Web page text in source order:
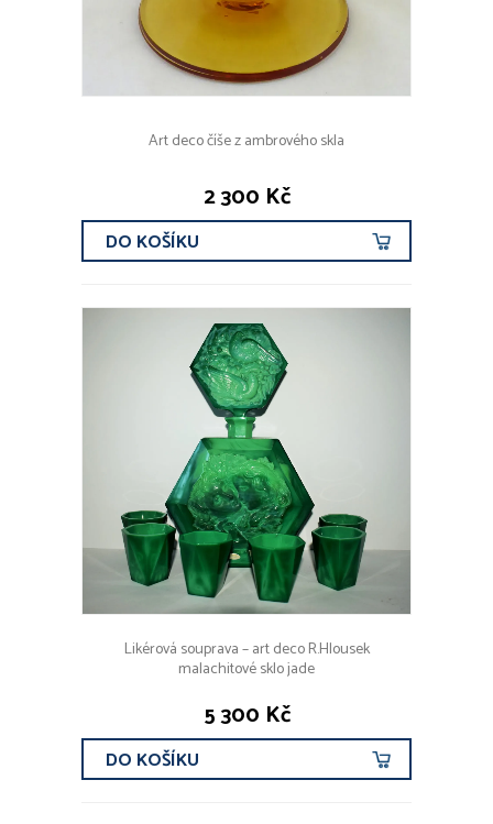
Art deco číše z ambrového skla
2 300 Kč
DO KOŠÍKU
Likérová souprava – art deco R.Hlousek
malachitové sklo jade
5 300 Kč
DO KOŠÍKU